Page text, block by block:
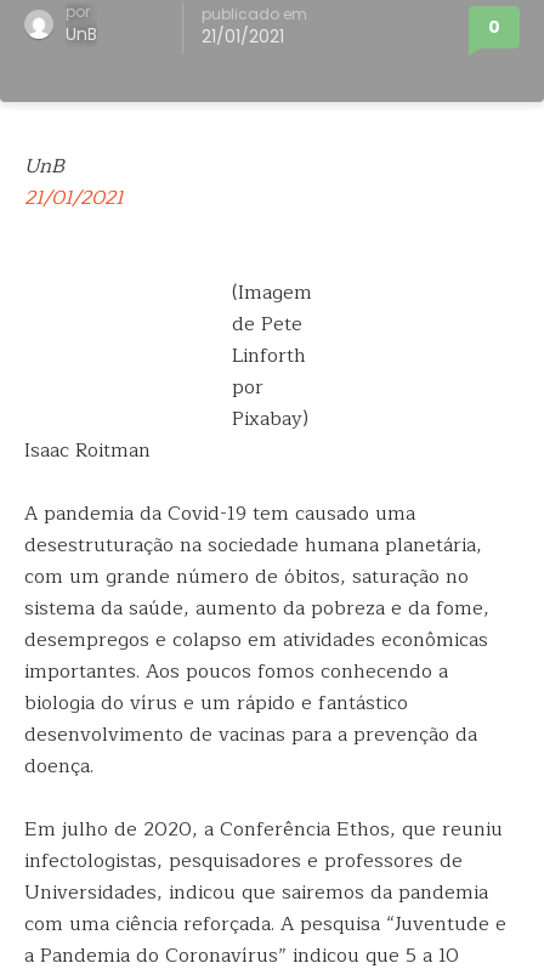
por
UnB
publicado em
21/01/2021 0
UnB
21/01/2021
(Imagem
de Pete
Linforth
por
Pixabay)
Isaac Roitman
A pandemia da Covid-19 tem causado uma
desestruturação na sociedade humana planetária,
com um grande número de óbitos, saturação no
sistema da saúde, aumento da pobreza e da fome,
desempregos e colapso em atividades econômicas
importantes. Aos poucos fomos conhecendo a
biologia do vírus e um rápido e fantástico
desenvolvimento de vacinas para a prevenção da
doença.
Em julho de 2020, a Conferência Ethos, que reuniu
infectologistas, pesquisadores e professores de
Universidades, indicou que sairemos da pandemia
com uma ciência reforçada. A pesquisa “Juventude e
a Pandemia do Coronavírus” indicou que 5 a 10